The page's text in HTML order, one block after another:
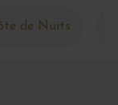
de Nuits